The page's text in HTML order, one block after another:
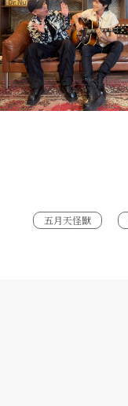
五月天怪獸